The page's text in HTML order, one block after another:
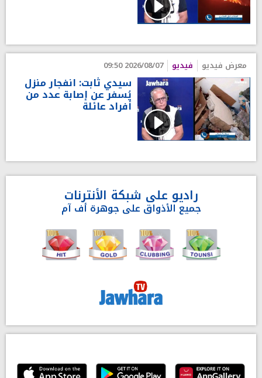
معرض فيديو فيديو 2026/08/07 09:50
سيدي ثابت: انفجار منزل
يُسفر عن إصابة عدد من
أفراد عائلة
راديو على شبكة الأنترنات
جميع الأذواق على جوهرة أف آم